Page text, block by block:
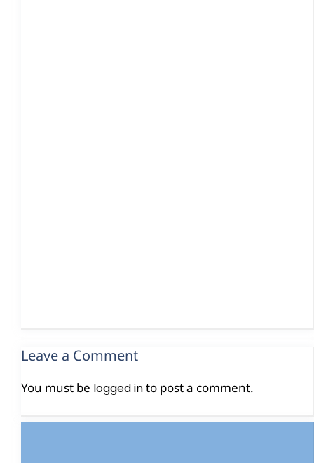
Leave a Comment
You must be logged into post a comment.